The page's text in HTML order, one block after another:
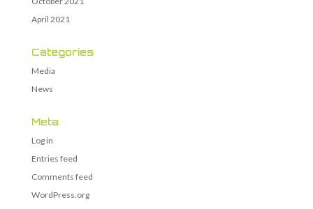
April 2021
Categories
Media
News
Meta
Log in
Entries feed
Comments feed
WordPress.org